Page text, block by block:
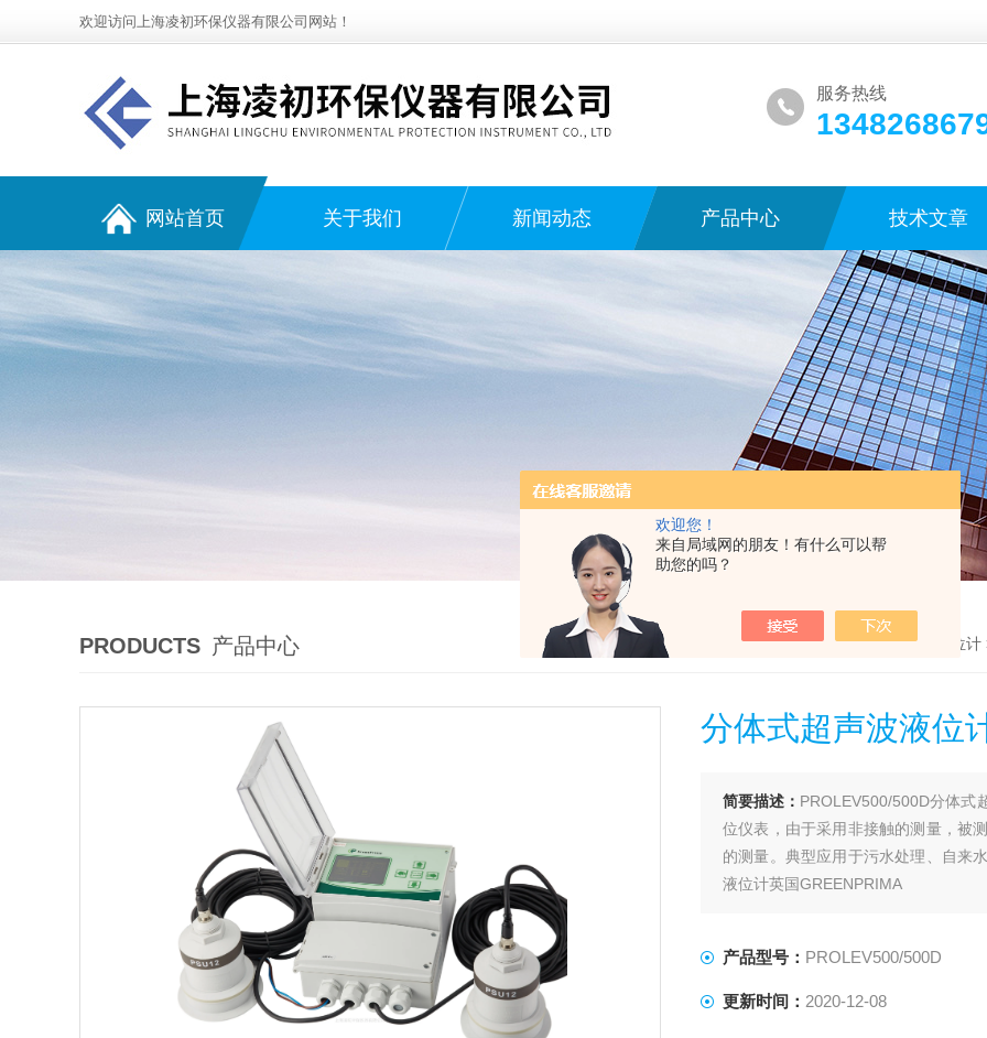
欢迎您！
来自局域网的朋友！有什么可以帮
助您的吗？
欢迎访问上海凌初环保仪器有限公司网站！
服务热线
网站首页 关于我们 新闻动态 产品中心 技术文章
PRODUCTS 产品中心 > >英国GreenPrima>超声波液位计
分体式超声波液位
简要描述： PROLEV500/500D分体式
位仪表，由于采用非接触的测量，被
的测量。典型应用于污水处理、自来
液位计英国GREENPRIMA
产品型号： PROLEV500/500D
更新时间： 2020-12-08